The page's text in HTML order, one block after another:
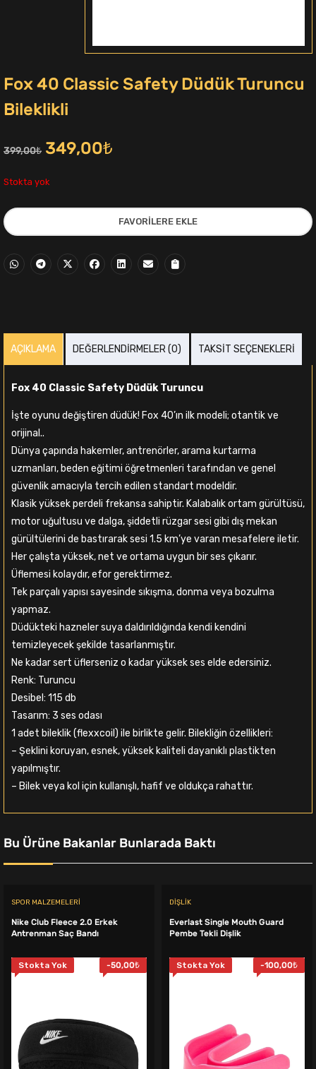
Fox 40 Classic Safety Düdük Turuncu
Bileklikli
399,00₺ Orijinal
fiyat:
399,00₺.
349,00₺
fiyat:
349,00₺.
Stokta yok
FAVORILERE EKLE
AÇIKLAMA DEĞERLENDIRMELER (0) TAKSIT SEÇENEKLERI
Fox 40 Classic Safety Düdük Turuncu
İşte oyunu değiştiren düdük! Fox 40’ın ilk modeli; otantik ve
orijinal..
Dünya çapında hakemler, antrenörler, arama kurtarma
uzmanları, beden eğitimi öğretmenleri tarafından ve genel
güvenlik amacıyla tercih edilen standart modeldir.
Klasik yüksek perdeli frekansa sahiptir. Kalabalık ortam gürültüsü,
motor uğultusu ve dalga, şiddetli rüzgar sesi gibi dış mekan
gürültülerini de bastırarak sesi 1.5 km’ye varan mesafelere iletir.
Her çalışta yüksek, net ve ortama uygun bir ses çıkarır.
Üflemesi kolaydır, efor gerektirmez.
Tek parçalı yapısı sayesinde sıkışma, donma veya bozulma
yapmaz.
Düdükteki hazneler suya daldırıldığında kendi kendini
temizleyecek şekilde tasarlanmıştır.
Ne kadar sert üflerseniz o kadar yüksek ses elde edersiniz.
Renk: Turuncu
Desibel: 115 db
Tasarım: 3 ses odası
1 adet bileklik (flexxcoil) ile birlikte gelir. Bilekliğin özellikleri:
– Şeklini koruyan, esnek, yüksek kaliteli dayanıklı plastikten
yapılmıştır.
– Bilek veya kol için kullanışlı, hafif ve oldukça rahattır.
Bu Ürüne Bakanlar Bunlarada Baktı
SPOR MALZEMELERI
Nike Club Fleece 2.0 Erkek
Antrenman Saç Bandı
Stokta Yok -50,00₺
DIŞLIK
Everlast Single Mouth Guard
Pembe Tekli Dişlik
Stokta Yok -100,00₺